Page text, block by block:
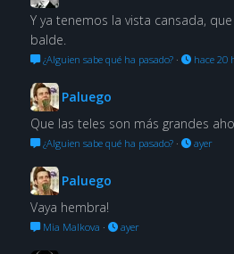
Y ya tenemos la vista cansada,
balde.
¿Alguien sabe qué ha pasado?· hace 20
Paluego
Que las teles son más grandes
¿Alguien sabe qué ha pasado?· ayer
Paluego
Vaya hembra!
Mia Malkova · ayer